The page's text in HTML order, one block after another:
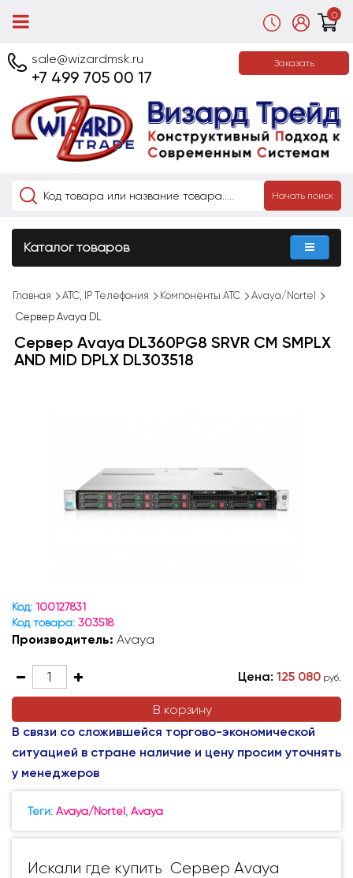
0
sale@wizardmsk.ru
+7 499 705 00 17
Заказать
Начать поиск
Каталог товаров
Главная АТС, IP Телефония Компоненты АТС
Avaya/Nortel
Сервер Avaya DL
Сервер Avaya DL360PG8 SRVR CM SMPLX
AND MID DPLX DL303518
Код: 100127831
Код товара: 303518
Производитель: Avaya
В корзину
Цена: 125 080 руб.
В связи со сложившейся торгово-экономической
ситуацией в стране наличие и цену просим уточнять
у менеджеров
Теги: Avaya/Nortel, Avaya
Искали где купить Сервер Avaya